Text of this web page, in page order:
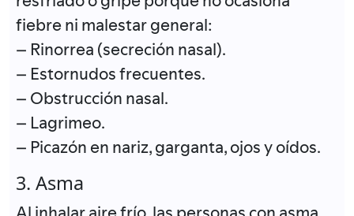
fiebre ni malestar general:
– Rinorrea (secreción nasal).
– Estornudos frecuentes.
– Obstrucción nasal.
– Lagrimeo.
– Picazón en nariz, garganta, ojos y oídos.
3. Asma